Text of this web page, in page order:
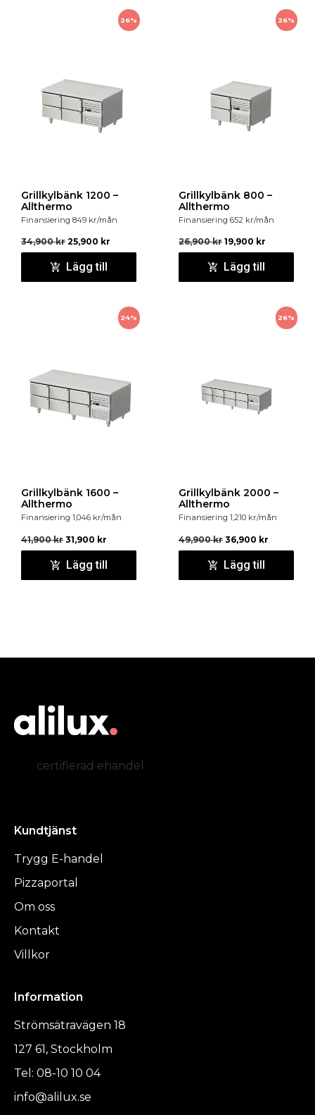
26%
Grillkylbänk 1200 –
Allthermo
Finansiering 849 kr/mån
34,900kr 25,900 kr
Lägg till
26%
Grillkylbänk 800 –
Allthermo
Finansiering 652 kr/mån
26,900kr 19,900 kr
Lägg till
24%
Grillkylbänk 1600 –
Allthermo
Finansiering 1,046 kr/mån
41,900kr 31,900 kr
Lägg till
26%
Grillkylbänk 2000 –
Allthermo
Finansiering 1,210 kr/mån
49,900kr 36,900 kr
Lägg till
certifierad ehandel
Kundtjänst
Trygg E-handel
Pizzaportal
Om oss
Kontakt
Villkor
Information
Strömsätravägen 18
127 61, Stockholm
Tel: 08-10 10 04
info@alilux.se